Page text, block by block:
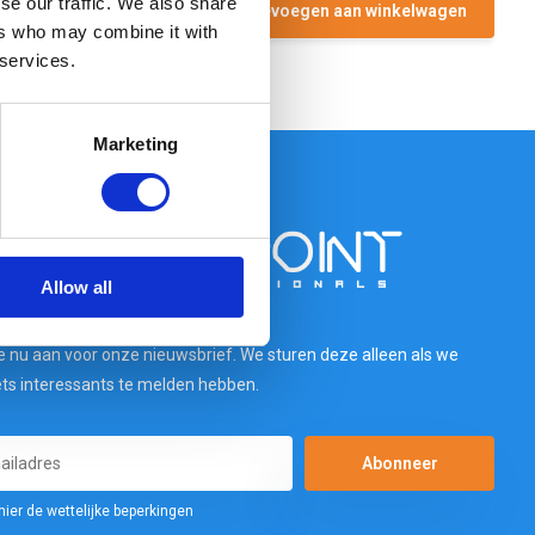
who may combine it with
Marketing
Allow all
Toevoegen aan winkelwagen
nu aan voor onze nieuwsbrief. We sturen deze alleen als we
interessants te melden hebben.
Abonneer
de wettelijke beperkingen